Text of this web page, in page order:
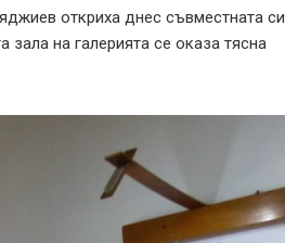
откриха днес съвместната си
на галерията се оказа тясна